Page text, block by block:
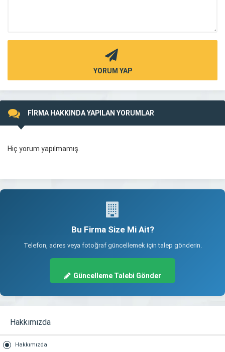
YORUM YAP
FİRMA HAKKINDA YAPILAN YORUMLAR
Hiç yorum yapılmamış.
Bu Firma Size Mi Ait?
Telefon, adres veya fotoğraf güncellemek için talep gönderin.
Güncelleme Talebi Gönder
Hakkımızda
Hakkımızda